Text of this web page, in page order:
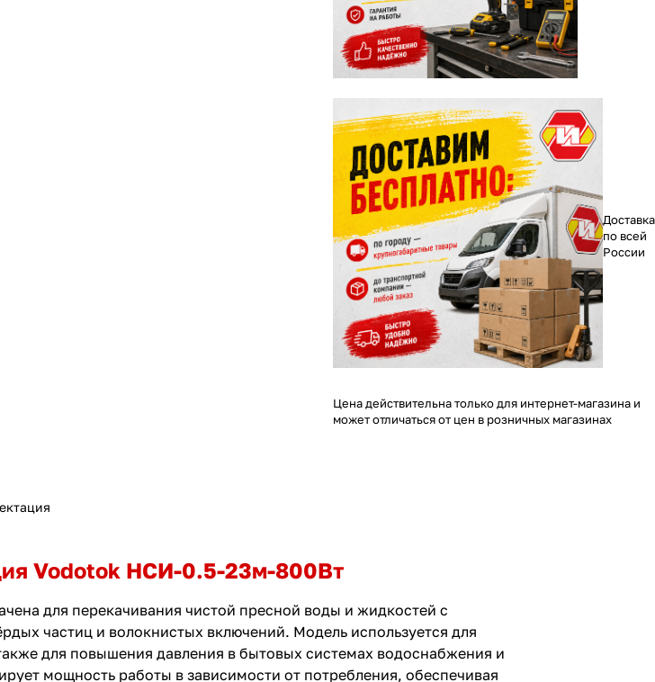
Доставка
по всей
России
Цена действительна только для интернет-магазина и
может отличаться от цен в розничных магазинах
Vodotok НСИ-0.5-23м-800Вт
для перекачивания чистой пресной воды и жидкостей с
частиц и волокнистых включений. Модель используется для
для повышения давления в бытовых системах водоснабжения и
мощность работы в зависимости от потребления, обеспечивая